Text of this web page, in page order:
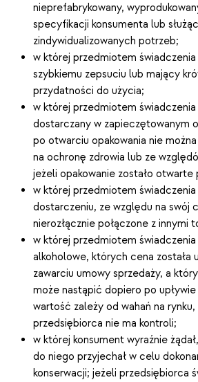
nieprefabrykowany,
specyfikacji konsumenta lub
zindywidualizowanych potrzeb;
w której przedmiotem
szybkiemu zepsuciu lub mający
przydatności do użycia;
w której przedmiotem
dostarczany w zapieczętowanym
po otwarciu opakowania nie
na ochronę zdrowia lub ze
jeżeli opakowanie zostało otwarte
w której przedmiotem
dostarczeniu, ze względu na swój
nierozłącznie połączone z innymi
w której przedmiotem świadczenia
alkoholowe, których cena została
zawarciu umowy sprzedaży, a
może nastąpić dopiero po
wartość zależy od wahań na
przedsiębiorca nie ma kontroli;
w której konsument wyraźnie
do niego przyjechał w celu
konserwacji; jeżeli przedsiębiorca